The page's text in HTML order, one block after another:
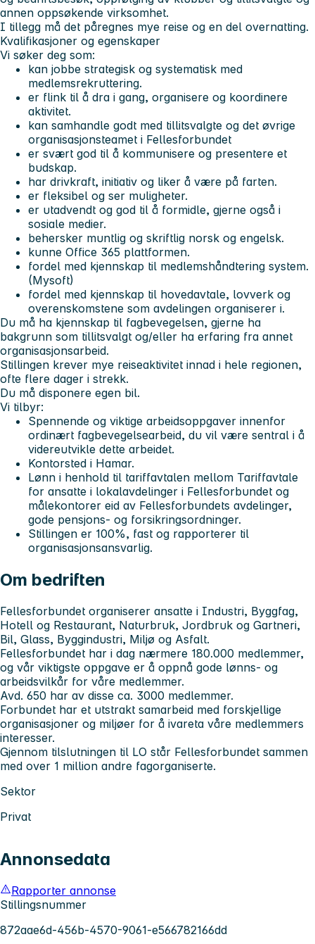
annen oppsøkende virksomhet.
I tillegg må det påregnes mye reise og en del overnatting.
Kvalifikasjoner og egenskaper
Vi søker deg som:
kan jobbe strategisk og systematisk med
medlemsrekruttering.
er flink til å dra i gang, organisere og koordinere
aktivitet.
kan samhandle godt med tillitsvalgte og det øvrige
organisasjonsteamet i Fellesforbundet
er svært god til å kommunisere og presentere et
budskap.
har drivkraft, initiativ og liker å være på farten.
er fleksibel og ser muligheter.
er utadvendt og god til å formidle, gjerne også i
sosiale medier.
behersker muntlig og skriftlig norsk og engelsk.
kunne Office 365 plattformen.
fordel med kjennskap til medlemshåndtering system.
(Mysoft)
fordel med kjennskap til hovedavtale, lovverk og
overenskomstene som avdelingen organiserer i.
Du må ha kjennskap til fagbevegelsen, gjerne ha
bakgrunn som tillitsvalgt og/eller ha erfaring fra annet
organisasjonsarbeid.
Stillingen krever mye reiseaktivitet innad i hele regionen,
ofte flere dager i strekk.
Du må disponere egen bil.
Vi tilbyr:
Spennende og viktige arbeidsoppgaver innenfor
ordinært fagbevegelsearbeid, du vil være sentral i å
videreutvikle dette arbeidet.
Kontorsted i Hamar.
Lønn i henhold til tariffavtalen mellom Tariffavtale
for ansatte i lokalavdelinger i Fellesforbundet og
målekontorer eid av Fellesforbundets avdelinger,
gode pensjons- og forsikringsordninger.
Stillingen er 100%, fast og rapporterer til
organisasjonsansvarlig.
Om bedriften
Fellesforbundet organiserer ansatte i Industri, Byggfag,
Hotell og Restaurant, Naturbruk, Jordbruk og Gartneri,
Bil, Glass, Byggindustri, Miljø og Asfalt.
Fellesforbundet har i dag nærmere 180.000 medlemmer,
og vår viktigste oppgave er å oppnå gode lønns- og
arbeidsvilkår for våre medlemmer.
Avd. 650 har av disse ca. 3000 medlemmer.
Forbundet har et utstrakt samarbeid med forskjellige
organisasjoner og miljøer for å ivareta våre medlemmers
interesser.
Gjennom tilslutningen til LO står Fellesforbundet sammen
med over 1 million andre fagorganiserte.
Sektor
Privat
Annonsedata
Rapporter annonse
Stillingsnummer
872aae6d-456b-4570-9061-e566782166dd